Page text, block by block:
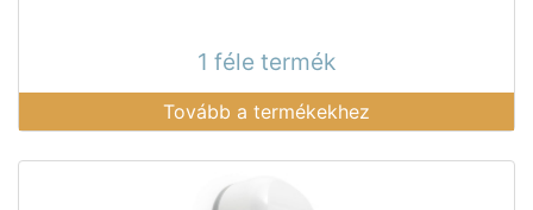
1 féle termék
Tovább a termékekhez